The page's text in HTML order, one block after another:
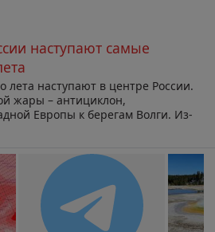
наступают самые
лета наступают в центре России.
жары – антициклон,
Европы к берегам Волги. Из-